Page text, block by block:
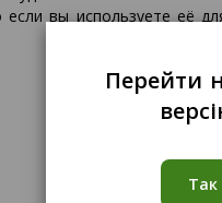
вы используете её
Перейти
Так